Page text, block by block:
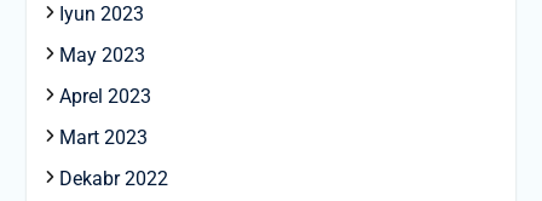
Iyun 2023
May 2023
Aprel 2023
Mart 2023
Dekabr 2022